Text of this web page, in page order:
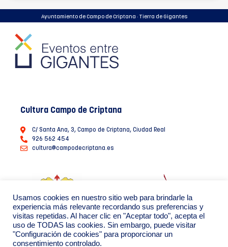
Ayuntamiento de Campo de Criptana · Tierra de Gigantes
Cultura Campo de Criptana
C/ Santa Ana, 3, Campo de Criptana, Ciudad Real
926 562 454
cultura@campodecriptana.es
Ayuntamiento de Campo de Criptana 2022
Usamos cookies en nuestro sitio web para brindarle la
experiencia más relevante recordando sus preferencias y
visitas repetidas. Al hacer clic en "Aceptar todo", acepta el
uso de TODAS las cookies. Sin embargo, puede visitar
"Configuración de cookies" para proporcionar un
consentimiento controlado.